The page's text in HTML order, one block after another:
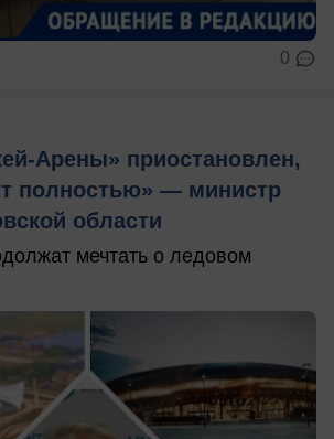
0
Арены» приостановлен,
полностью» — министр
области
мечтать о ледовом